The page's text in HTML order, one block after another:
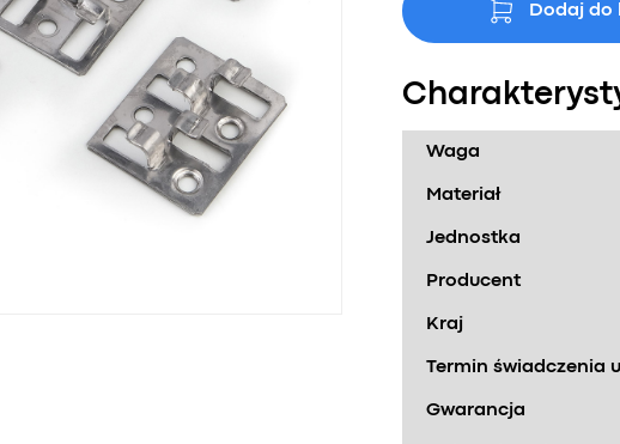
Dodaj do
Waga
Materiał
Jednostka
Producent
Kraj
Termin świadczenia
Gwarancja